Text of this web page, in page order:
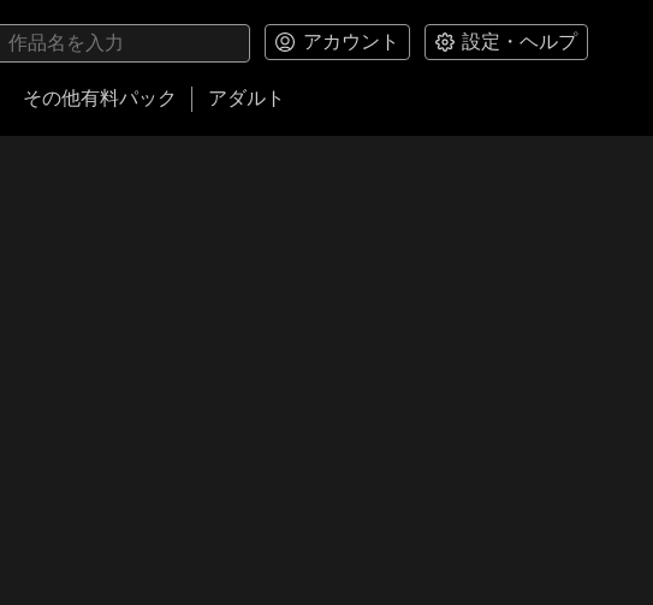
アカウント 設定・ヘルプ
その他有料パック アダルト